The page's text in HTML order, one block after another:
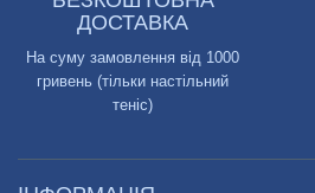
ДОСТАВКА
На суму замовлення від 1000
гривень (тільки настільний
теніс)